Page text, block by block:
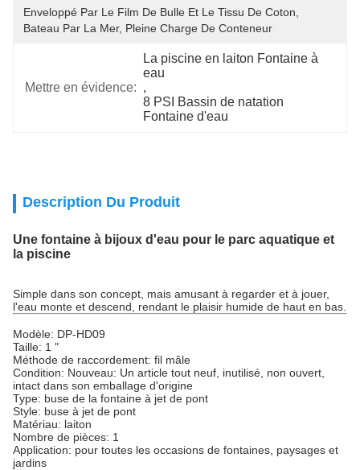
Enveloppé Par Le Film De Bulle Et Le Tissu De Coton,
Bateau Par La Mer, Pleine Charge De Conteneur
Mettre en évidence:
La piscine en laiton Fontaine à
eau
,
8 PSI Bassin de natation
Fontaine d'eau
Description Du Produit
Une fontaine à bijoux d'eau pour le parc aquatique et
la piscine
Simple dans son concept, mais amusant à regarder et à jouer,
l'eau monte et descend, rendant le plaisir humide de haut en bas.
Modèle: DP-HD09
Taille: 1 "
Méthode de raccordement: fil mâle
Condition: Nouveau: Un article tout neuf, inutilisé, non ouvert,
intact dans son emballage d'origine
Type: buse de la fontaine à jet de pont
Style: buse à jet de pont
Matériau: laiton
Nombre de pièces: 1
Application: pour toutes les occasions de fontaines, paysages et
jardins